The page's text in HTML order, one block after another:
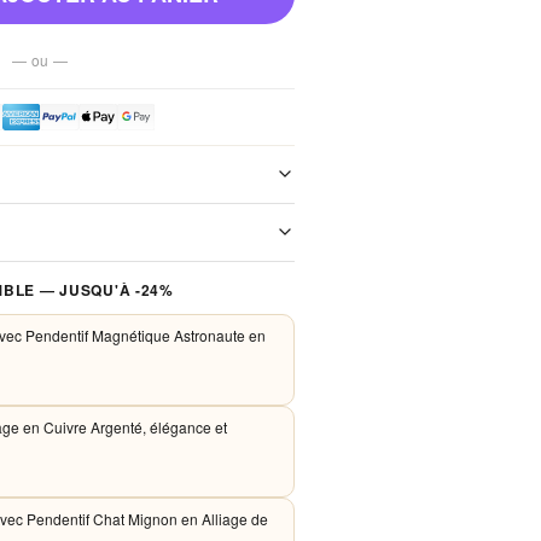
— ou —
Aucun frais de port, jamais.
et Apple Pay. Aucune donnée
serveurs.
— JUSQU'À -24%
Pendentif Magnétique Astronaute en
en Cuivre Argenté, élégance et
Pendentif Chat Mignon en Alliage de